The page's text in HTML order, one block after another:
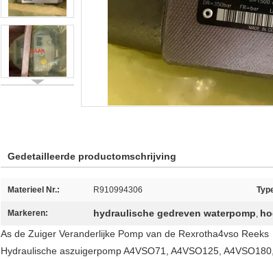
Gedetailleerde productomschrijving
Materieel Nr.: R910994306
Markeren: hydraulische gedreven waterpomp,
As de Zuiger Veranderlijke Pomp van de Rexrotha4vso Reeks
Hydraulische aszuigerpomp A4VSO71, A4VSO125,